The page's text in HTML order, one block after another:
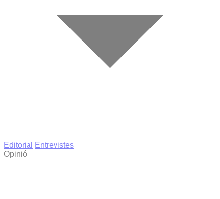
Editorial
Entrevistes
Opinió